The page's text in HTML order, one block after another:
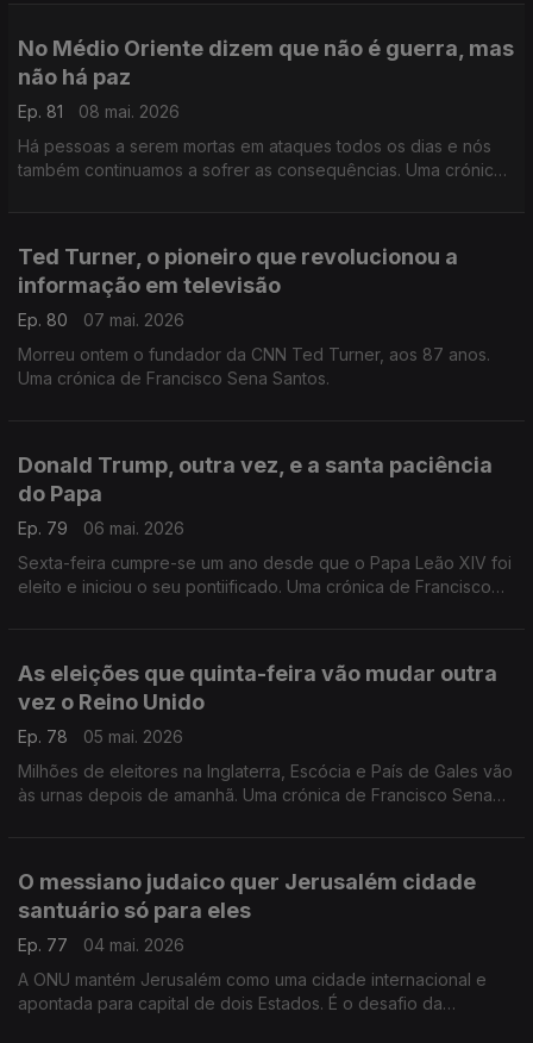
No Médio Oriente dizem que não é guerra, mas
não há paz
Ep. 81
08 mai. 2026
Há pessoas a serem mortas em ataques todos os dias e nós
também continuamos a sofrer as consequências. Uma crónica
Ted Turner, o pioneiro que revolucionou a
informação em televisão
Ep. 80
07 mai. 2026
Morreu ontem o fundador da CNN Ted Turner, aos 87 anos.
Uma crónica de Francisco Sena Santos.
Donald Trump, outra vez, e a santa paciência
do Papa
Ep. 79
06 mai. 2026
Sexta-feira cumpre-se um ano desde que o Papa Leão XIV foi
eleito e iniciou o seu pontiificado. Uma crónica de Francisco
As eleições que quinta-feira vão mudar outra
vez o Reino Unido
Ep. 78
05 mai. 2026
Milhões de eleitores na Inglaterra, Escócia e País de Gales vão
às urnas depois de amanhã. Uma crónica de Francisco Sena
O messiano judaico quer Jerusalém cidade
santuário só para eles
Ep. 77
04 mai. 2026
A ONU mantém Jerusalém como uma cidade internacional e
apontada para capital de dois Estados. É o desafio da